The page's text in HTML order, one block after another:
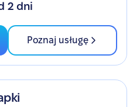
2 dni
Poznaj usługę